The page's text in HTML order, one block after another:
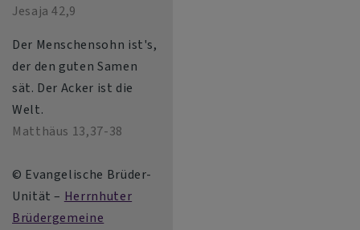
Jesaja 42,9
Der Menschensohn ist's,
der den guten Samen
sät. Der Acker ist die
Welt.
Matthäus 13,37-38
© Evangelische Brüder-
Unität – Herrnhuter
Brüdergemeine